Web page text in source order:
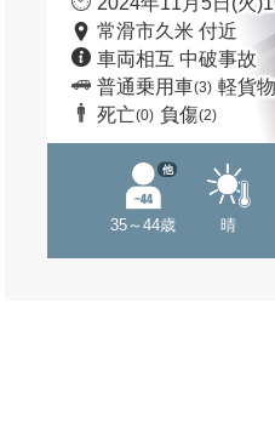
常滑市久米 付近
車両相互 中破事故
普通乗用車(3) 軽貨
死亡(0) 負傷(2)
35～44歳
他
晴